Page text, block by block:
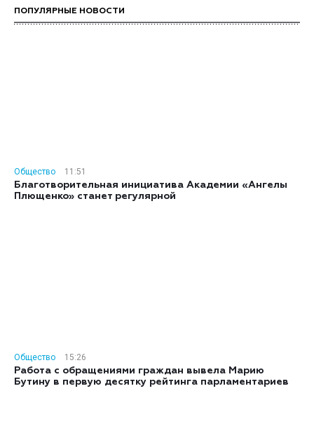
ПОПУЛЯРНЫЕ НОВОСТИ
Общество
11:51
Благотворительная инициатива Академии «Ангелы
Плющенко» станет регулярной
Общество
15:26
Работа с обращениями граждан вывела Марию
Бутину в первую десятку рейтинга парламентариев